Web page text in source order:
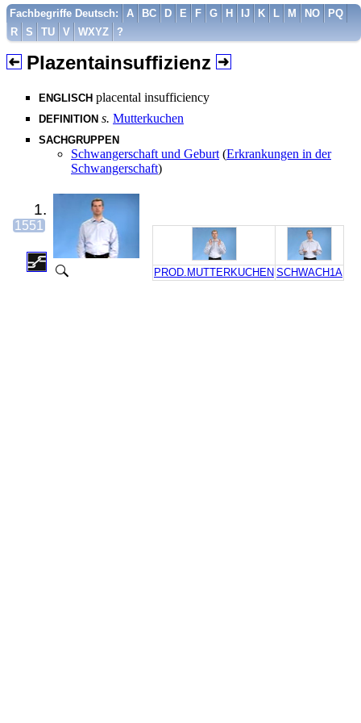
Fachbegriffe Deutsch: A BC D E F G H IJ K L M NO
PQ
R
S TU V WXYZ ?
Plazentainsuffizienz
ENGLISCH placental insufficiency
DEFINITION s. Mutterkuchen
SACHGRUPPEN
Schwangerschaft und Geburt (Erkrankungen in der
Schwangerschaft)
1.
1551
PROD.MUTTERKUCHEN SCHWACH1A